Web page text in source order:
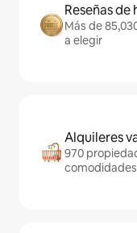
Reseñas
Más de
a elegir
Alquileres
970